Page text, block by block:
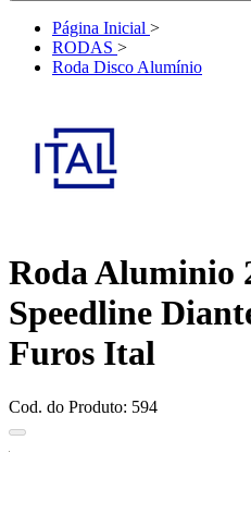
Página Inicial >
RODAS >
Roda Disco Alumínio
Roda Aluminio
Speedline
Furos Ital
Cod. do Produto: 594